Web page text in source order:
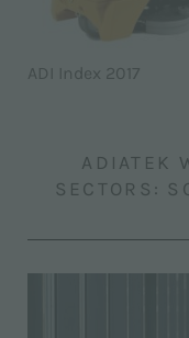
ADI Index 2017
ADIATEK
SECTORS: